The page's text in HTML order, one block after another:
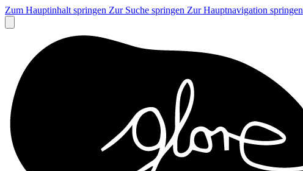
Zum Hauptinhalt springen Zur Suche springen Zur Hauptnavigation springen